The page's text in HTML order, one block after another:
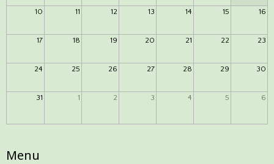
10 11 12 13 14 15 16
17 18 19 20 21 22 23
24 25 26 27 28 29 30
31 1 2 3 4 5 6
Menu